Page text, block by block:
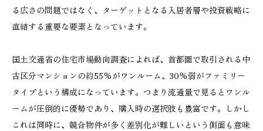
る広さの問題ではなく、ターゲットとなる入居者層や投資戦略に
直結する重要な要素となっています。
国土交通省の住宅市場動向調査によれば、首都圏で取引される中
古区分マンションの約55%がワンルーム、30%弱がファミリー
タイプという構成になっています。つまり流通量で見るとワンル
ームが圧倒的に優勢であり、購入時の選択肢も豊富です。しかし
これは同時に、競合物件が多く差別化が難しいという側面も意味